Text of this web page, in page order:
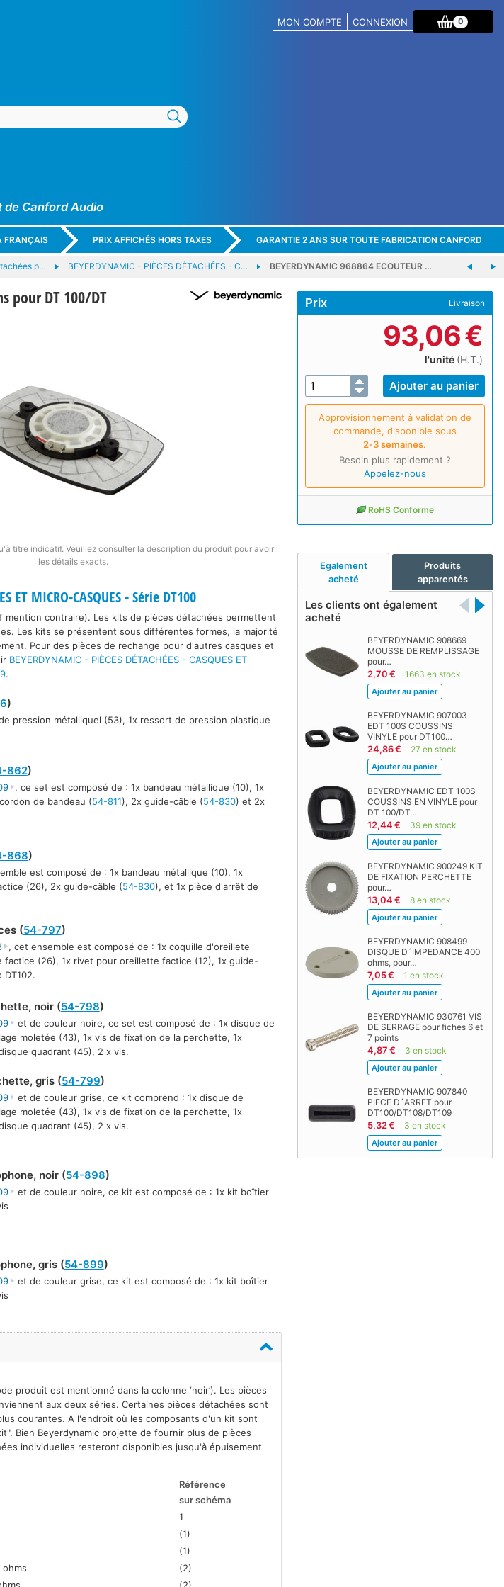
MON COMPTE CONNEXION 0
Canford Audio
FRANÇAIS PRIX AFFICHÉS HORS TAXES GARANTIE 2 ANS SUR TOUTE FABRICATION CANFORD
p… BEYERDYNAMIC - PIÈCES DÉTACHÉES - C… BEYERDYNAMIC 968864 ECOUTEUR …
pour DT 100/DT
titre indicatif. Veuillez consulter la description du produit pour avoir
les détails exacts.
Prix Livraison
93,06€
l'unité (H.T.)
Approvisionnement à validation de
commande, disponible sous
2‑3 semaines.
Besoin plus rapidement ?
Appelez-nous
RoHS Conforme
Egalement
acheté
Produits
apparentés
Les clients ont également
acheté
BEYERDYNAMIC 908669
MOUSSE DE REMPLISSAGE
pour…
2,70 € 1663 en stock
BEYERDYNAMIC 907003
EDT 100S COUSSINS
VINYLE pour DT100…
24,86 € 27 en stock
BEYERDYNAMIC EDT 100S
COUSSINS EN VINYLE pour
DT 100/DT…
12,44 € 39 en stock
BEYERDYNAMIC 900249 KIT
DE FIXATION PERCHETTE
pour…
13,04 € 8 en stock
BEYERDYNAMIC 908499
DISQUE D´IMPEDANCE 400
ohms, pour…
7,05 € 1 en stock
BEYERDYNAMIC 930761 VIS
DE SERRAGE pour fiches 6 et
7 points
4,87 € 3 en stock
BEYERDYNAMIC 907840
PIECE D´ARRET pour
DT100/DT108/DT109
5,32 € 3 en stock
ET MICRO-CASQUES - Série DT100
mention contraire). Les kits de pièces détachées permettent
Les kits se présentent sous différentes formes, la majorité
Pour des pièces de rechange pour d'autres casques et
BEYERDYNAMIC - PIÈCES DÉTACHÉES - CASQUES ET
.
)
pression métalliquel (53), 1x ressort de pression plastique
862)
, ce set est composé de : 1x bandeau métallique (10), 1x
de bandeau (54-811), 2x guide-câble (54-830) et 2x
868)
est composé de : 1x bandeau métallique (10), 1x
(26), 2x guide-câble (54-830), et 1x pièce d'arrêt de
(54-797)
, cet ensemble est composé de : 1x coquille d'oreillete
(26), 1x rivet pour oreillette factice (12), 1x guide-
DT102.
noir (54-798)
et de couleur noire, ce set est composé de : 1x disque de
moletée (43), 1x vis de fixation de la perchette, 1x
quadrant (45), 2 x vis.
gris (54-799)
et de couleur grise, ce kit comprend : 1x disque de
moletée (43), 1x vis de fixation de la perchette, 1x
quadrant (45), 2 x vis.
noir (54-898)
et de couleur noire, ce kit est composé de : 1x kit boîtier
gris (54-899)
et de couleur grise, ce kit est composé de : 1x kit boîtier
produit est mentionné dans la colonne ‘noir’). Les pièces
aux deux séries. Certaines pièces détachées sont
courantes. A l'endroit où les composants d'un kit sont
Bien Beyerdynamic projette de fournir plus de pièces
individuelles resteront disponibles jusqu'à épuisement
Référence
sur schéma
1
(1)
(1)
ohms
(2)